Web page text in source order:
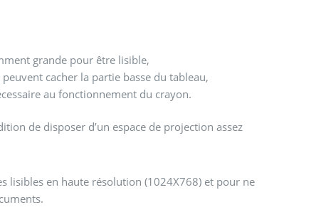
grande pour être lisible,
cacher la partie basse du tableau,
au fonctionnement du crayon.
de disposer d’un espace de projection assez
lisibles en haute résolution (1024X768) et pour ne